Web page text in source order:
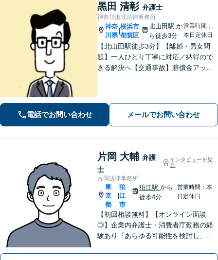
黒田 清彰 弁護士
神奈川港北法律事務所
神奈
川県
横浜市
都筑区
北山田駅か
ら徒歩3分
営業時間：
本日定休日
【北山田駅徒歩3分】【離婚・男女問
題】一人ひとり丁寧に対応／納得ので
きる解決へ【交通事故】賠償金アップ
生活のフォローも行います。
電話でお問い合わせ メールでお問い合わせ
片岡 大輔 弁護
士
インタビューを見
る
片岡法律事務所
東
京
都
狛
江
市
狛江駅から
徒歩4分
営業時間：本
日定休日
【初回相談無料】【オンライン面談
◎】企業内弁護士・消費者庁勤務の経
験あり『あらゆる可能性を検討し、単